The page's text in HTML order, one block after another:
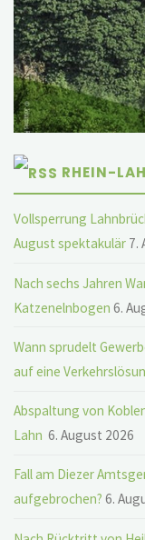
RHEIN-
Vollsperrung
August spektakulär 7.
Nach sechs Jahren
Katzenelnbogen 6.
Wann sprudelt
auf eine
Abspaltung von
Lahn 6. August 2026
Fall am Diezer
aufgebrochen? 6.